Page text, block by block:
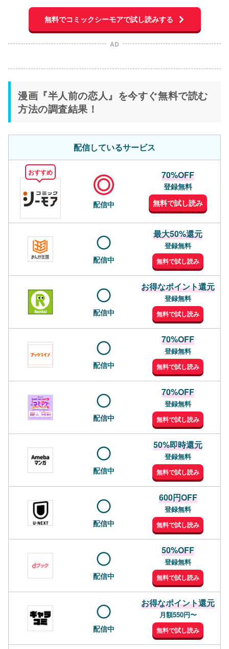
無料でコミックシーモアで試し読みする
AD
漫画『半人前の恋人』を今すぐ無料で読む
方法の調査結果！
配信しているサービス
おすすめ
配信中
70%OFF
登録無料
無料で試し読み
配信中
最大50%還元
登録無料
無料で試し読み
配信中
お得なポイント還元
登録無料
無料で試し読み
配信中
70%OFF
登録無料
無料で試し読み
配信中
70%OFF
登録無料
無料で試し読み
配信中
50%即時還元
登録無料
無料で試し読み
配信中
600円OFF
登録無料
無料で試し読み
配信中
50%OFF
登録無料
無料で試し読み
配信中
お得なポイント還元
月額550円〜
無料で試し読み